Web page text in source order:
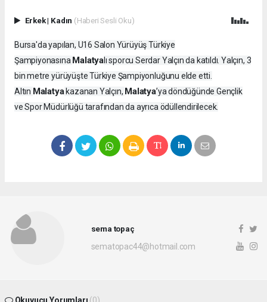
Erkek| Kadın (Haberi Sesli Oku)
Bursa'da yapılan, U16 Salon Yürüyüş Türkiye
Şampiyonasına Malatyalı sporcu Serdar Yalçın da katıldı. Yalçın, 3
bin metre yürüyüşte Türkiye Şampiyonluğunu elde etti.
Altın Malatyakazanan Yalçın, Malatya’ya döndüğünde Gençlik
ve Spor Müdürlüğü tarafından da ayrıca ödüllendirilecek.
sema topaç
sematopac44@hotmail.com
Okuyucu Yorumları (0)